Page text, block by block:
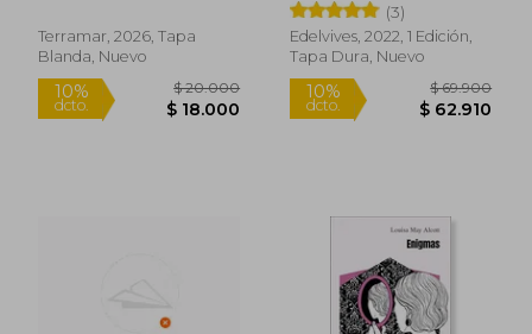
Terramar, 2026, Tapa
Blanda, Nuevo
(3)
Edelvives, 2022, 1 Edición,
Tapa Dura, Nuevo